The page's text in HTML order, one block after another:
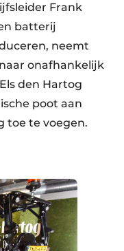
Frank
batterij
neemt
onafhankelijk
den Hartog
poot aan
toe te voegen.